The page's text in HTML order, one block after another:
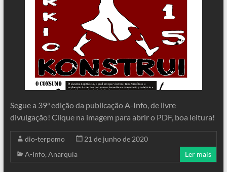
Segue a 39ª edição da publicação A-Info, de livre
divulgação! Clique na imagem para abrir o PDF, boa leitura!
dio-terpomo
21 de junho de 2020
A-Info, Anarquia Ler mais